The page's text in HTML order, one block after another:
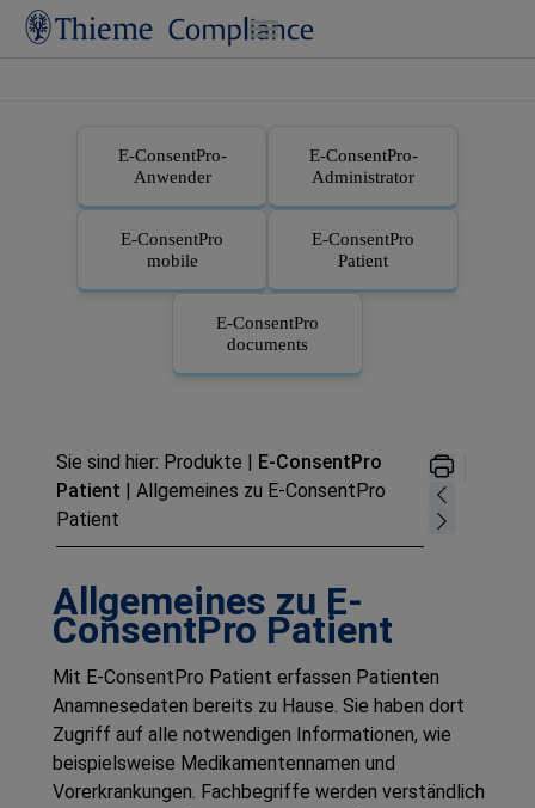
Zu Hauptinhalt springen
E-ConsentPro-
Anwender
E-ConsentPro-
Administrator
E-ConsentPro
mobile
E-ConsentPro
Patient
E-ConsentPro
documents
Sie sind hier: Produkte | E-ConsentPro
Patient |Allgemeines zu E-ConsentPro
Patient
Allgemeines zu E-
ConsentPro Patient
Mit E-ConsentPro Patient erfassen Patienten
Anamnesedaten bereits zu Hause. Sie haben dort
Zugriff auf alle notwendigen Informationen, wie
beispielsweise Medikamentennamen und
Vorerkrankungen. Fachbegriffe werden verständlich